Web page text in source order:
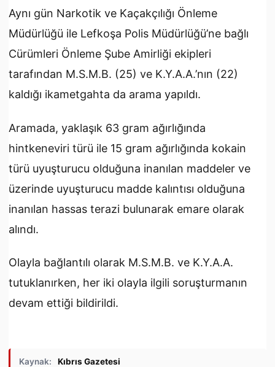
Aynı gün Narkotik ve Kaçakçılığı Önleme
Müdürlüğü ile Lefkoşa Polis Müdürlüğü’ne bağlı
Cürümleri Önleme Şube Amirliği ekipleri
tarafından M.S.M.B. (25) ve K.Y.A.A.’nın (22)
kaldığı ikametgahta da arama yapıldı.
Aramada, yaklaşık 63 gram ağırlığında
hintkeneviri türü ile 15 gram ağırlığında kokain
türü uyuşturucu olduğuna inanılan maddeler ve
üzerinde uyuşturucu madde kalıntısı olduğuna
inanılan hassas terazi bulunarak emare olarak
alındı.
Olayla bağlantılı olarak M.S.M.B. ve K.Y.A.A.
tutuklanırken, her iki olayla ilgili soruşturmanın
devam ettiği bildirildi.
Kaynak: Kıbrıs Gazetesi